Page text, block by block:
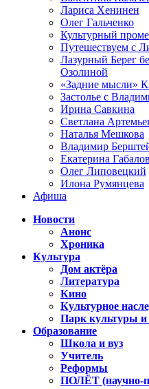
Лариса Хенинен
Олег Гальченко
Культурный
Путешествуем с
Лазурный Берег
Озолиной
«Задние мысли»
Застолье с
Ирина Савкина
Светлана
Наталья Мешкова
Владимир
Екатерина
Олег Липовецкий
Илона Румянцева
Афиша
Новости
Анонс
Хроника
Культура
Дом актёра
Литература
Кино
Культурное
Парк культуры и
Образование
Школа и вуз
Учитель
Реформы
ПОЛЁТ (научно-